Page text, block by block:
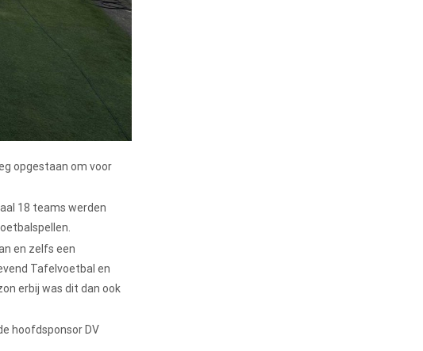
opgestaan om voor
18 teams werden
en zelfs een
Tafelvoetbal en
erbij was dit dan ook
hoofdsponsor DV